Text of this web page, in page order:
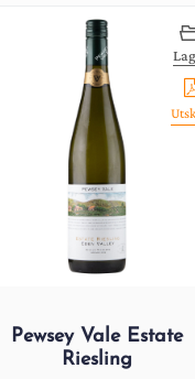
Pewsey Vale Estate
Riesling